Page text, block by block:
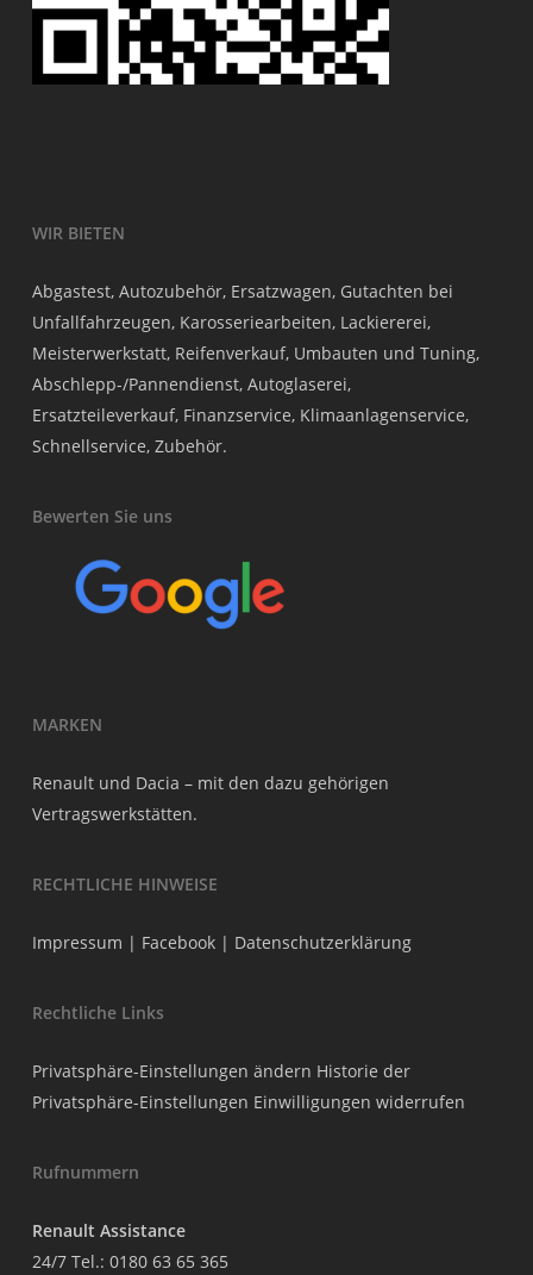
WIR BIETEN
Abgastest, Autozubehör, Ersatzwagen, Gutachten bei
Unfallfahrzeugen, Karosseriearbeiten, Lackiererei,
Meisterwerkstatt, Reifenverkauf, Umbauten und Tuning,
Abschlepp-/Pannendienst, Autoglaserei,
Ersatzteileverkauf, Finanzservice, Klimaanlagenservice,
Schnellservice, Zubehör.
Bewerten Sie uns
MARKEN
Renault und Dacia – mit den dazu gehörigen
Vertragswerkstätten.
RECHTLICHE HINWEISE
Impressum | Facebook| Datenschutzerklärung
Rechtliche Links
Privatsphäre-Einstellungen ändern Historie der
Privatsphäre-Einstellungen Einwilligungen widerrufen
Rufnummern
Renault Assistance
24/7 Tel.: 0180 63 65 365